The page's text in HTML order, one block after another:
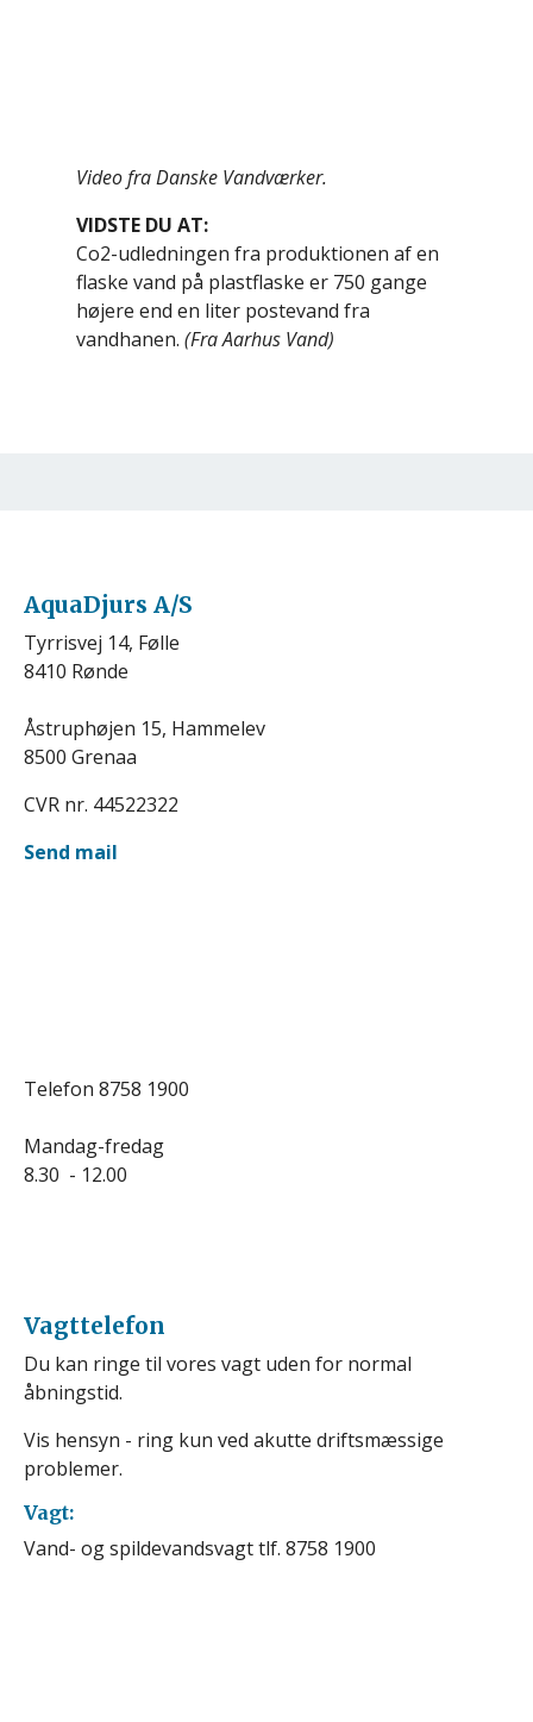
Video fra Danske Vandværker.
VIDSTE DU AT:
Co2-udledningen fra produktionen af en
flaske vand på plastflaske er 750 gange
højere end en liter postevand fra
vandhanen. (Fra Aarhus Vand)
AquaDjurs A/S
Tyrrisvej 14, Følle
8410 Rønde
Åstruphøjen 15, Hammelev
8500 Grenaa
CVR nr. 44522322
Send mail
Telefon 8758 1900
Mandag-fredag
8.30 - 12.00
Vagttelefon
Du kan ringe til vores vagt uden for normal
åbningstid.
Vis hensyn - ring kun ved akutte driftsmæssige
problemer.
Vagt:
Vand- og spildevandsvagt tlf. 8758 1900